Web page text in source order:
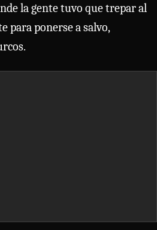
la gente tuvo que trepar al
para ponerse a salvo,